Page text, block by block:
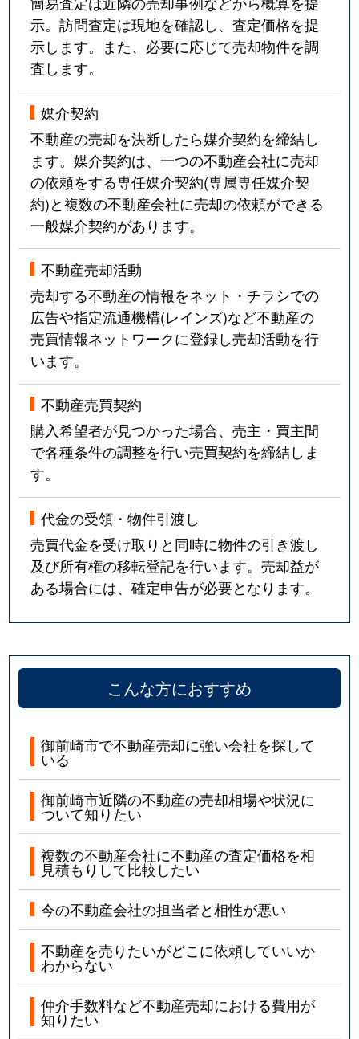
示。訪問査定は現地を確認し、査定価格を提
示します。また、必要に応じて売却物件を調
査します。
媒介契約
不動産の売却を決断したら媒介契約を締結し
ます。媒介契約は、一つの不動産会社に売却
の依頼をする専任媒介契約(専属専任媒介契
約)と複数の不動産会社に売却の依頼ができる
一般媒介契約があります。
不動産売却活動
売却する不動産の情報をネット・チラシでの
広告や指定流通機構(レインズ)など不動産の
売買情報ネットワークに登録し売却活動を行
います。
不動産売買契約
購入希望者が見つかった場合、売主・買主間
で各種条件の調整を行い売買契約を締結しま
す。
代金の受領・物件引渡し
売買代金を受け取りと同時に物件の引き渡し
及び所有権の移転登記を行います。売却益が
ある場合には、確定申告が必要となります。
こんな方におすすめ
御前崎市で不動産売却に強い会社を探して
いる
御前崎市近隣の不動産の売却相場や状況に
ついて知りたい
複数の不動産会社に不動産の査定価格を相
見積もりして比較したい
今の不動産会社の担当者と相性が悪い
不動産を売りたいがどこに依頼していいか
わからない
仲介手数料など不動産売却における費用が
知りたい